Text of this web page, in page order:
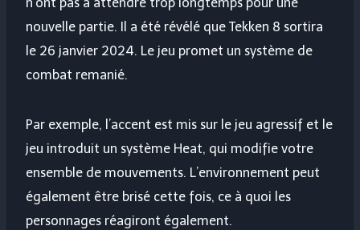
nouvelle partie. Il a été révélé que Tekken 8 sortira
le 26 janvier 2024. Le jeu promet un système de
combat remanié.
Par exemple, l’accent est mis sur le jeu agressif et le
jeu introduit un système Heat, qui modifie votre
ensemble de mouvements. L’environnement peut
également être brisé cette fois, ce à quoi les
personnages réagiront également.